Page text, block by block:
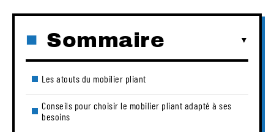
Sommaire
Les atouts du mobilier pliant
Conseils pour choisir le mobilier pliant adapté à ses
besoins